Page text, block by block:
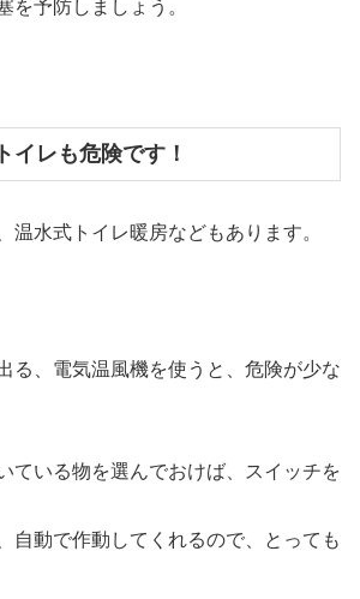
を予防しましょう。
レも危険です！
温水式トイレ暖房などもあります。
る、電気温風機を使うと、危険が少な
ている物を選んでおけば、スイッチを
自動で作動してくれるので、とっても